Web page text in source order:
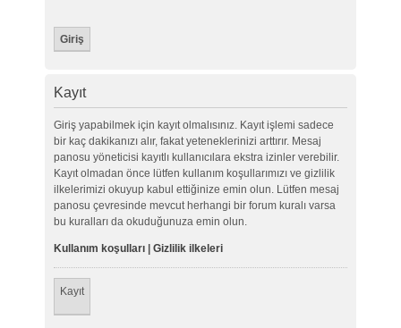
Kayıt
Giriş yapabilmek için kayıt olmalısınız. Kayıt işlemi sadece
bir kaç dakikanızı alır, fakat yeteneklerinizi arttırır. Mesaj
panosu yöneticisi kayıtlı kullanıcılara ekstra izinler verebilir.
Kayıt olmadan önce lütfen kullanım koşullarımızı ve gizlilik
ilkelerimizi okuyup kabul ettiğinize emin olun. Lütfen mesaj
panosu çevresinde mevcut herhangi bir forum kuralı varsa
bu kuralları da okuduğunuza emin olun.
Kullanım koşulları| Gizlilik ilkeleri
Kayıt